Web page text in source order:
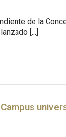
de la
[…]